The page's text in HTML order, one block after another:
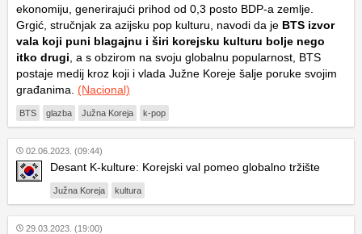
ekonomiju, generirajući prihod od 0,3 posto BDP-a zemlje.
Grgić, stručnjak za azijsku pop kulturu, navodi da je BTS izvor
vala koji puni blagajnu i širi korejsku kulturu bolje nego
itko drugi , a s obzirom na svoju globalnu popularnost, BTS
postaje medij kroz koji i vlada Južne Koreje šalje poruke svojim
građanima. (Nacional)
BTS glazba Južna Koreja k-pop
02.06.2023. (09:44)
Desant K-kulture: Korejski val pomeo globalno tržište
Južna Koreja kultura
29.03.2023. (19:00)